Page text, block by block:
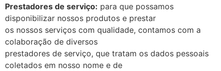
Prestadores de serviço: para que possamos
disponibilizar nossos produtos e prestar
os nossos serviços com qualidade, contamos com a
colaboração de diversos
prestadores de serviço, que tratam os dados pessoais
coletados em nosso nome e de